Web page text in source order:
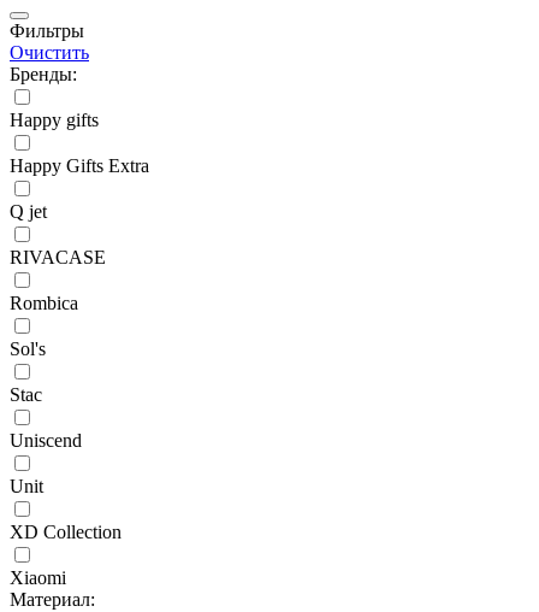
Фильтры
Очистить
Бренды:
Happy gifts
Happy Gifts Extra
Q jet
RIVACASE
Rombica
Sol's
Stac
Uniscend
Unit
XD Collection
Xiaomi
Материал: